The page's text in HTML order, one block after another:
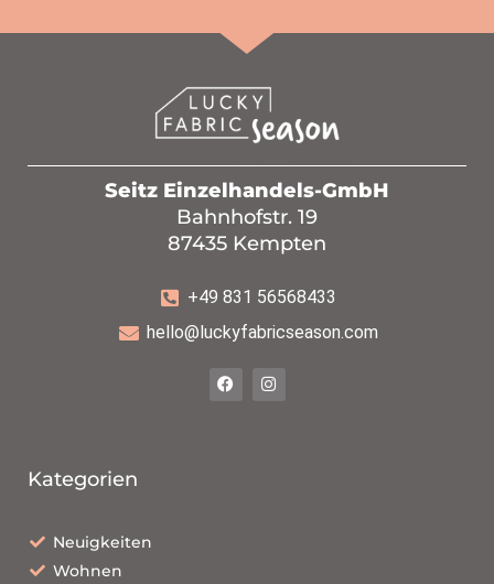
Seitz Einzelhandels-GmbH
Bahnhofstr. 19
87435 Kempten
+49 831 56568433
hello@luckyfabricseason.com
Kategorien
Neuigkeiten
Wohnen